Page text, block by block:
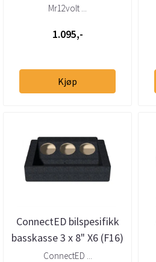
BMW NBT aktivering
Mr12volt ...
1.095,-
Kjøp
ConnectED bilspesifikk
basskasse 3 x 8" X6 (F16)
(2015 - 2019)
ConnectED ...